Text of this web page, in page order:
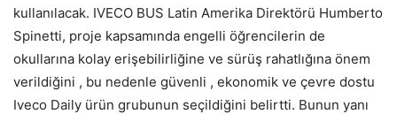
kullanılacak. IVECO BUS Latin Amerika Direktörü Humberto
Spinetti, proje kapsamında engelli öğrencilerin de
okullarına kolay erişebilirliğine ve sürüş rahatlığına önem
verildiğini , bu nedenle güvenli , ekonomik ve çevre dostu
Iveco Daily ürün grubunun seçildiğini belirtti. Bunun yanı